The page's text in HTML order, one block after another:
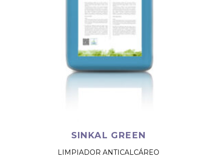
SINKAL GREEN
LIMPIADOR ANTICALCÁREO